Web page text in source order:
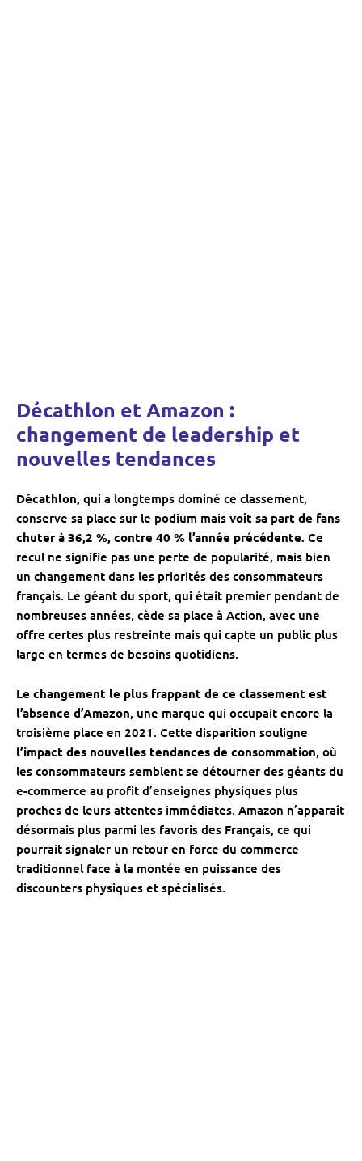
Décathlon et Amazon :
changement de leadership et
nouvelles tendances
Décathlon, qui a longtemps dominé ce classement,
conserve sa place sur le podium mais voit sa part de fans
chuter à 36,2 %, contre 40 % l’année précédente. Ce
recul ne signifie pas une perte de popularité, mais bien
un changement dans les priorités des consommateurs
français. Le géant du sport, qui était premier pendant de
nombreuses années, cède sa place à Action, avec une
offre certes plus restreinte mais qui capte un public plus
large en termes de besoins quotidiens.
Le changement le plus frappant de ce classement est
l’absence d’Amazon, une marque qui occupait encore la
troisième place en 2021. Cette disparition souligne
l’impact des nouvelles tendances de consommation, où
les consommateurs semblent se détourner des géants du
e-commerce au profit d’enseignes physiques plus
proches de leurs attentes immédiates. Amazon n’apparaît
désormais plus parmi les favoris des Français, ce qui
pourrait signaler un retour en force du commerce
traditionnel face à la montée en puissance des
discounters physiques et spécialisés.